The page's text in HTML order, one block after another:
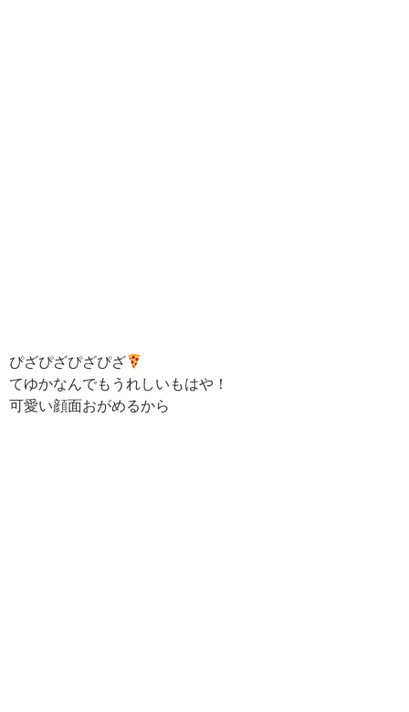
ぴざぴざぴざぴざ
てゆかなんでもうれしいもはや！
可愛い顔面おがめるから